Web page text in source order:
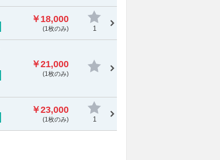
￥18,000
(1枚のみ) 1
￥21,000
(1枚のみ)
￥23,000
(1枚のみ) 1